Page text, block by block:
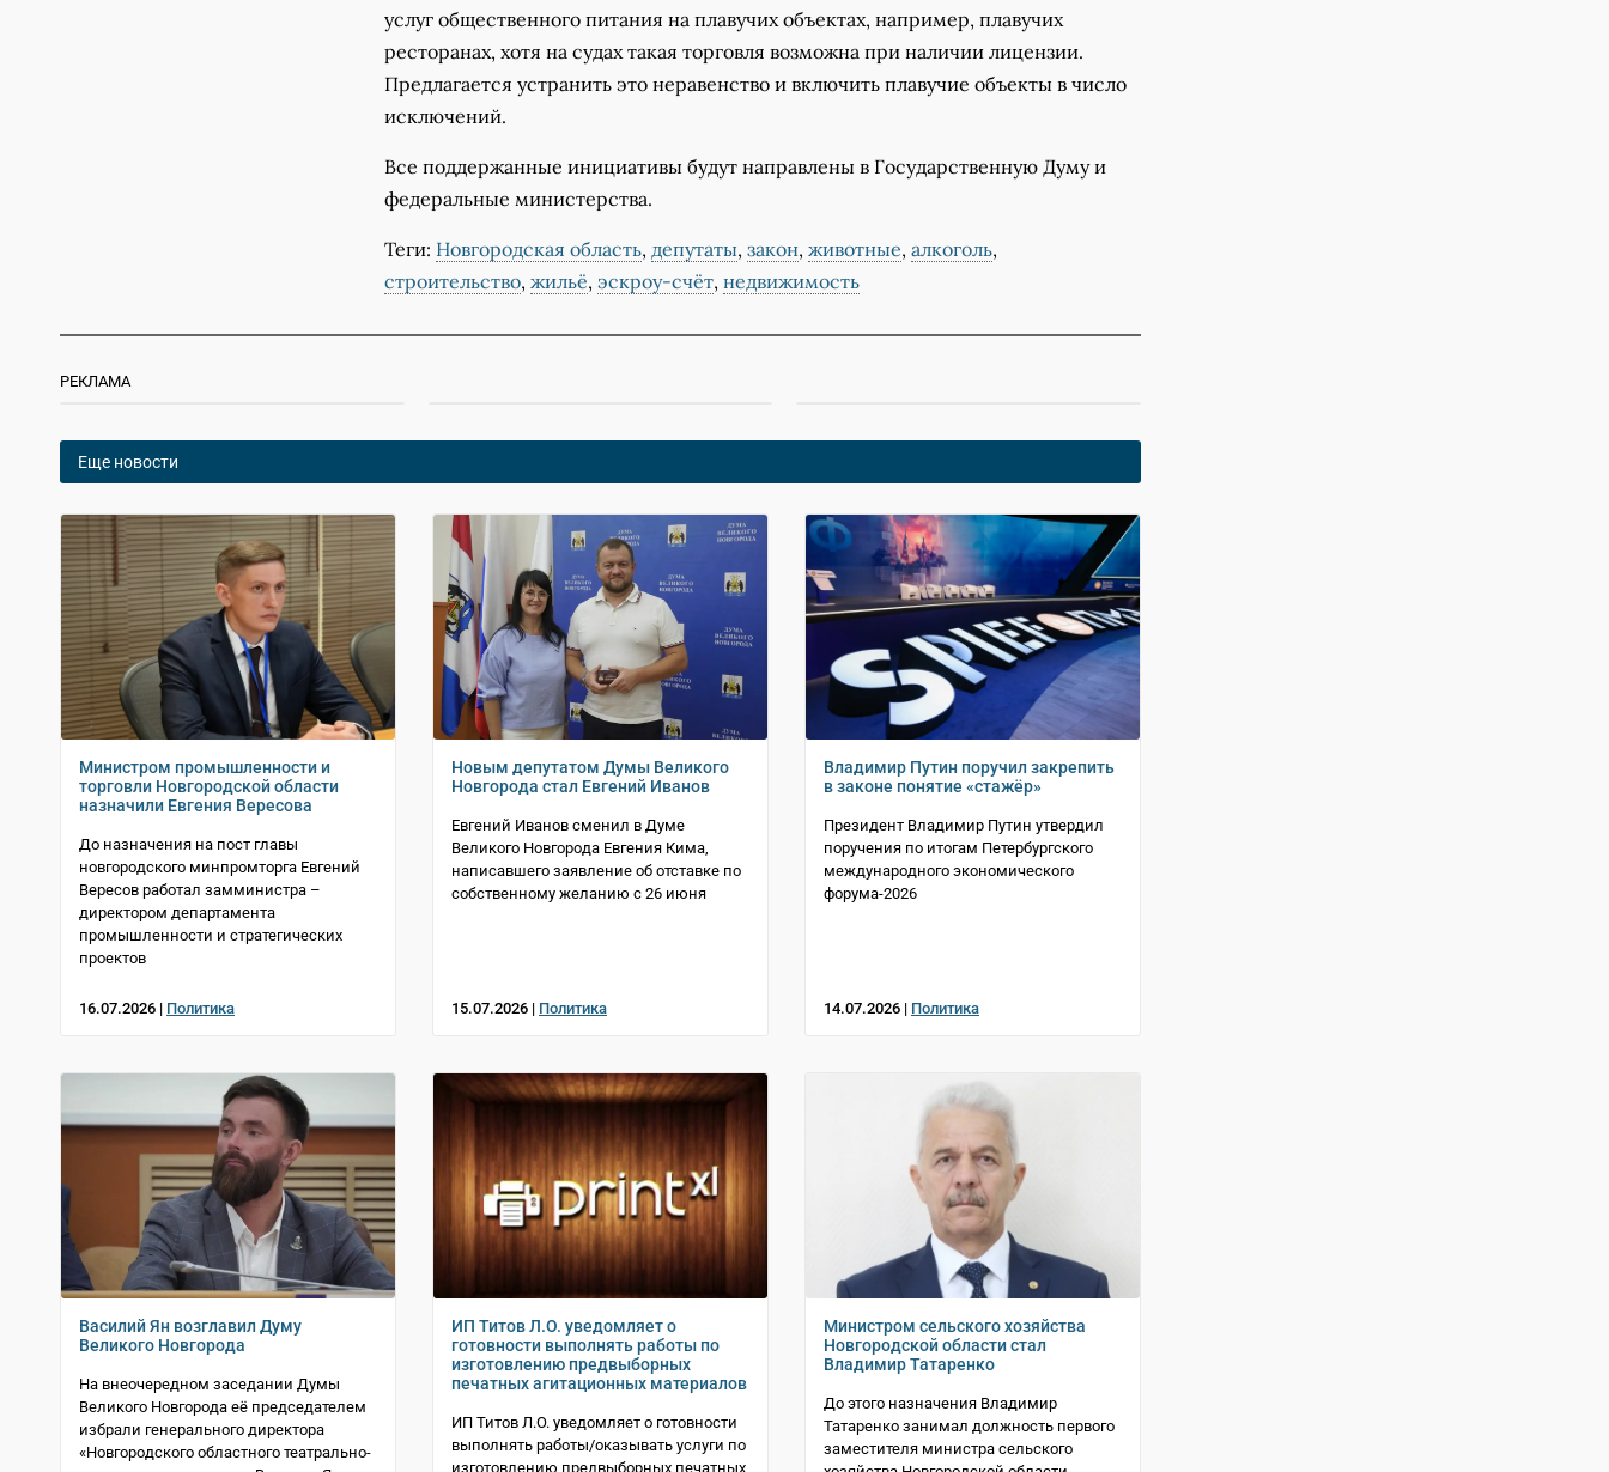
услуг общественного питания на плавучих объектах, например, плавучих
ресторанах, хотя на судах такая торговля возможна при наличии лицензии.
Предлагается устранить это неравенство и включить плавучие объекты в число
исключений.
Все поддержанные инициативы будут направлены в Государственную Думу и
федеральные министерства.
Теги: Новгородская область, депутаты, закон, животные, алкоголь,
строительство, жильё, эскроу-счёт, недвижимость
РЕКЛАМА
Еще новости
Министром промышленности и
торговли Новгородской области
назначили Евгения Вересова
До назначения на пост главы
новгородского минпромторга Евгений
Вересов работал замминистра –
директором департамента
промышленности и стратегических
проектов
16.07.2026 | Политика
Новым депутатом Думы Великого
Новгорода стал Евгений Иванов
Евгений Иванов сменил в Думе
Великого Новгорода Евгения Кима,
написавшего заявление об отставке по
собственному желанию с 26 июня
15.07.2026 | Политика
Владимир Путин поручил закрепить
в законе понятие «стажёр»
Президент Владимир Путин утвердил
поручения по итогам Петербургского
международного экономического
форума-2026
14.07.2026 | Политика
Василий Ян возглавил Думу
Великого Новгорода
На внеочередном заседании Думы
Великого Новгорода её председателем
избрали генерального директора
«Новгородского областного театрально-
ИП Титов Л.О. уведомляет о
готовности выполнять работы по
изготовлению предвыборных
печатных агитационных материалов
ИП Титов Л.О. уведомляет о готовности
выполнять работы/оказывать услуги по
изготовлению предвыборных печатных
Министром сельского хозяйства
Новгородской области стал
Владимир Татаренко
До этого назначения Владимир
Татаренко занимал должность первого
заместителя министра сельского